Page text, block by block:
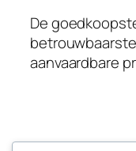
De
aanvaardbare